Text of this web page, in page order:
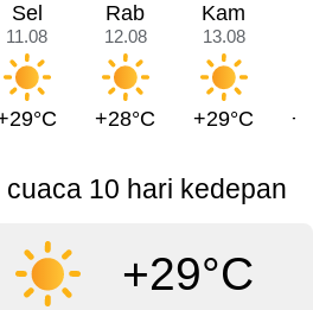
Sel
11.08
Rab
12.08
+28°C
Kam
13.08
+29°C
10 hari kedepan
+29°C